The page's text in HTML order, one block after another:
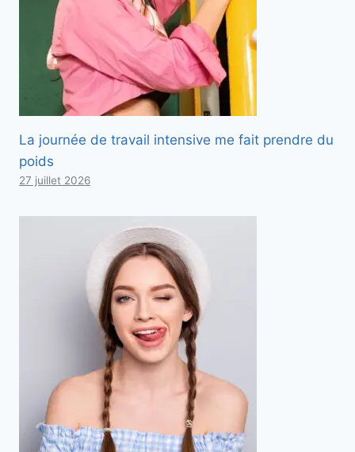
La journée de travail intensive me fait prendre du
poids
27 juillet 2026